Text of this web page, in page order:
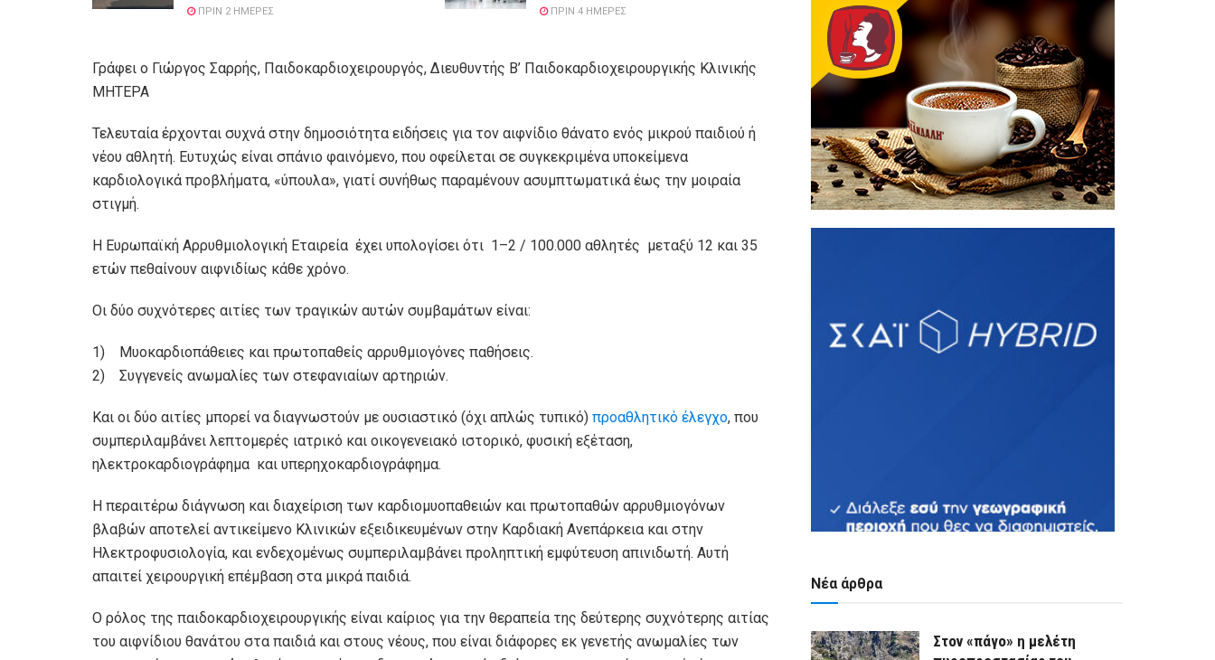
ΠΡΙΝ 2 ΗΜΈΡΕΣ ΠΡΙΝ 4 ΗΜΈΡΕΣ
Γράφει ο Γιώργος Σαρρής, Παιδοκαρδιοχειρουργός, Διευθυντής Β’ Παιδοκαρδιοχειρουργικής Κλινικής
ΜΗΤΕΡΑ
Τελευταία έρχονται συχνά στην δημοσιότητα ειδήσεις για τον αιφνίδιο θάνατο ενός μικρού παιδιού ή
νέου αθλητή. Ευτυχώς είναι σπάνιο φαινόμενο, που οφείλεται σε συγκεκριμένα υποκείμενα
καρδιολογικά προβλήματα, «ύπουλα», γιατί συνήθως παραμένουν ασυμπτωματικά έως την μοιραία
στιγμή.
Η Ευρωπαϊκή Αρρυθμιολογική Εταιρεία έχει υπολογίσει ότι 1–2 / 100.000 αθλητές μεταξύ 12 και 35
ετών πεθαίνουν αιφνιδίως κάθε χρόνο.
Οι δύο συχνότερες αιτίες των τραγικών αυτών συμβαμάτων είναι:
1) Μυοκαρδιοπάθειες και πρωτοπαθείς αρρυθμιογόνες παθήσεις.
2) Συγγενείς ανωμαλίες των στεφανιαίων αρτηριών.
Και οι δύο αιτίες μπορεί να διαγνωστούν με ουσιαστικό (όχι απλώς τυπικό) προαθλητικό έλεγχο, που
συμπεριλαμβάνει λεπτομερές ιατρικό και οικογενειακό ιστορικό, φυσική εξέταση,
ηλεκτροκαρδιογράφημα και υπερηχοκαρδιογράφημα.
Η περαιτέρω διάγνωση και διαχείριση των καρδιομυοπαθειών και πρωτοπαθών αρρυθμιογόνων
βλαβών αποτελεί αντικείμενο Κλινικών εξειδικευμένων στην Καρδιακή Ανεπάρκεια και στην
Ηλεκτροφυσιολογία, και ενδεχομένως συμπεριλαμβάνει προληπτική εμφύτευση απινιδωτή. Αυτή
απαιτεί χειρουργική επέμβαση στα μικρά παιδιά.
Ο ρόλος της παιδοκαρδιοχειρουργικής είναι καίριος για την θεραπεία της δεύτερης συχνότερης αιτίας
του αιφνίδιου θανάτου στα παιδιά και στους νέους, που είναι διάφορες εκ γενετής ανωμαλίες των
Νέα άρθρα
Στον «πάγο» η μελέτη